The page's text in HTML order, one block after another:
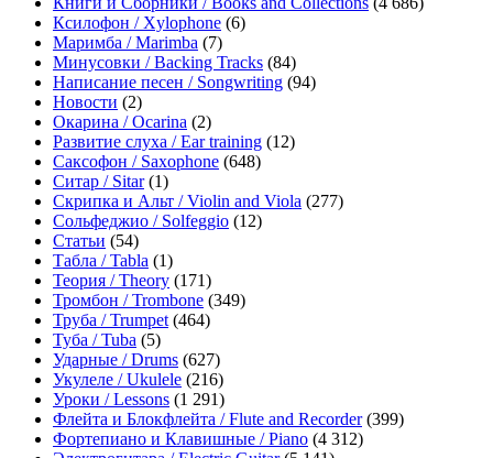
Ксилофон / Xylophone (6)
Маримба / Marimba (7)
Минусовки / Backing Tracks (84)
Написание песен / Songwriting (94)
Новости (2)
Окарина / Ocarina (2)
Развитие слуха / Ear training (12)
Саксофон / Saxophone (648)
Ситар / Sitar(1)
Скрипка и Альт / Violin and Viola (277)
Сольфеджио / Solfeggio (12)
Статьи (54)
Табла / Tabla (1)
Теория / Theory (171)
Тромбон / Trombone (349)
Труба / Trumpet (464)
Туба / Tuba (5)
Ударные / Drums (627)
Укулеле / Ukulele (216)
Уроки / Lessons (1 291)
Флейта и Блокфлейта / Flute and Recorder(399)
Фортепиано и Клавишные / Piano (4 312)